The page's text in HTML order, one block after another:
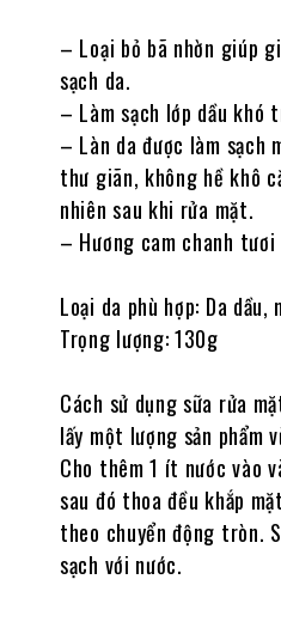
– Loại bỏ bã nhờn giúp
sạch da.
– Làm sạch lớp dầu khó
– Làn da được làm sạch
thư giãn, không hề khô
nhiên sau khi rửa mặt.
– Hương cam chanh tươi
Loại da phù hợp: Da dầu,
Trọng lượng: 130g
Cách sử dụng sữa rửa
lấy một lượng sản phẩm
Cho thêm 1 ít nước vào
sau đó thoa đều khắp
theo chuyển động tròn.
sạch với nước.